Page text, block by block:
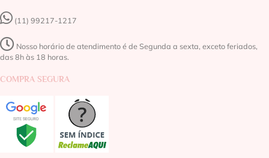
(11) 99217-1217‬
Nosso horário de atendimento é de Segunda a sexta, exceto feriados,
das 8h às 18 horas.
COMPRA SEGURA